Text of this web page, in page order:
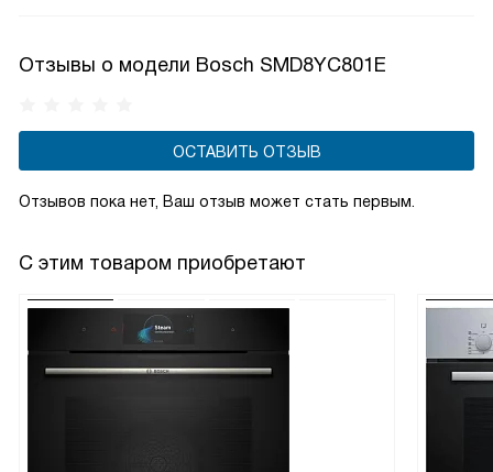
Отзывы о модели Bosch SMD8YC801E
ОСТАВИТЬ ОТЗЫВ
Отзывов пока нет, Ваш отзыв может стать первым.
С этим товаром приобретают